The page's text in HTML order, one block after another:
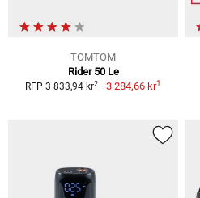
TOMTOM
Rider 50 Le
RFP 3 833,94 kr2 3 284,66 kr1